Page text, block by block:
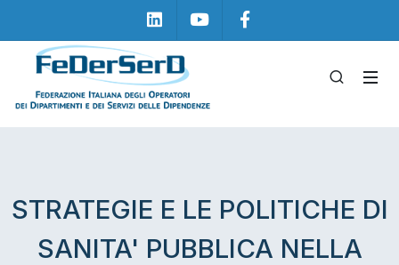
Linkedin Youtube
STRATEGIE E LE POLITICHE DI
SANITA' PUBBLICA NELLA